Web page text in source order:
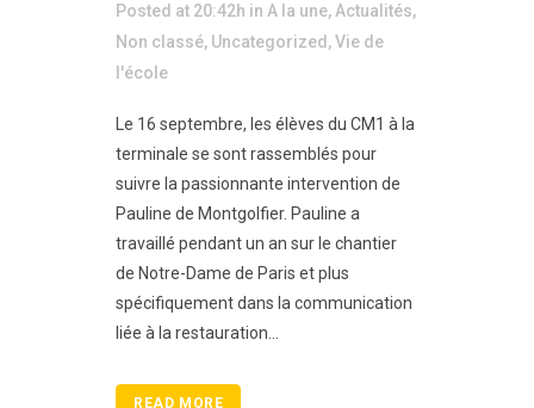
Posted at 20:42h in A la une,Actualités,
Non classé, Uncategorized ,Vie de
l'école
Le 16 septembre, les élèves du CM1 à la
terminale se sont rassemblés pour
suivre la passionnante intervention de
Pauline de Montgolfier. Pauline a
travaillé pendant un an sur le chantier
de Notre-Dame de Paris et plus
spécifiquement dans la communication
liée à la restauration...
READ MORE